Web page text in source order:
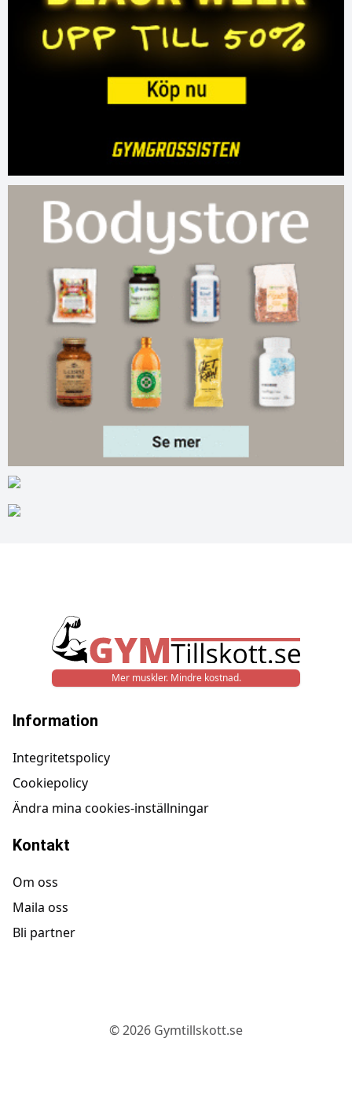
Mer muskler. Mindre kostnad.
Information
Integritetspolicy
Cookiepolicy
Ändra mina cookies-inställningar
Kontakt
Om oss
Maila oss
Bli partner
©2026 Gymtillskott.se